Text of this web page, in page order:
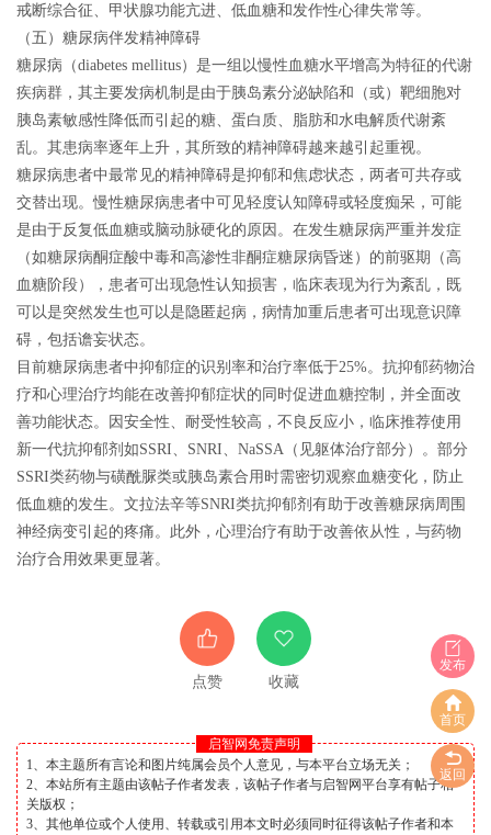
戒断综合征、甲状腺功能亢进、低血糖和发作性心律失常等。
（五）糖尿病伴发精神障碍
糖尿病（diabetes mellitus）是一组以慢性血糖水平增高为特征的代谢
疾病群，其主要发病机制是由于胰岛素分泌缺陷和（或）靶细胞对
胰岛素敏感性降低而引起的糖、蛋白质、脂肪和水电解质代谢紊
乱。其患病率逐年上升，其所致的精神障碍越来越引起重视。
糖尿病患者中最常见的精神障碍是抑郁和焦虑状态，两者可共存或
交替出现。慢性糖尿病患者中可见轻度认知障碍或轻度痴呆，可能
是由于反复低血糖或脑动脉硬化的原因。在发生糖尿病严重并发症
（如糖尿病酮症酸中毒和高渗性非酮症糖尿病昏迷）的前驱期（高
血糖阶段），患者可出现急性认知损害，临床表现为行为紊乱，既
可以是突然发生也可以是隐匿起病，病情加重后患者可出现意识障
碍，包括谵妄状态。
目前糖尿病患者中抑郁症的识别率和治疗率低于25%。抗抑郁药物治
疗和心理治疗均能在改善抑郁症状的同时促进血糖控制，并全面改
善功能状态。因安全性、耐受性较高，不良反应小，临床推荐使用
新一代抗抑郁剂如SSRI、SNRI、NaSSA（见躯体治疗部分）。部分
SSRI类药物与磺酰脲类或胰岛素合用时需密切观察血糖变化，防止
低血糖的发生。 文拉法辛等SNRI类抗抑郁剂有助于改善糖尿病周围
神经病变引起的疼痛。 此外，心理治疗有助于改善依从性，与药物
治疗合用效果更显著。
点赞 收藏
启智网免责声明
1、本主题所有言论和图片纯属会员个人意见，与本平台立场无关；
2、本站所有主题由该帖子作者发表，该帖子作者与启智网平台享有帖子相
关版权；
3、其他单位或个人使用、转载或引用本文时必须同时征得该帖子作者和本
发布
首页
返回